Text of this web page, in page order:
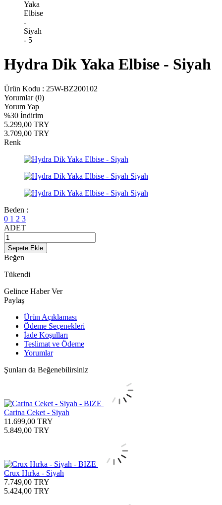
Hydra Dik Yaka Elbise - Siyah
Ürün Kodu : 25W-BZ200102
Yorumlar (0)
Yorum Yap
%30 İndirim
5.299,00 TRY
3.709,00 TRY
Renk
Beden :
0 1 2 3
ADET
Sepete Ekle
Beğen
Tükendi
Gelince Haber Ver
Paylaş
Ürün Açıklaması
Ödeme Seçenekleri
İade Koşulları
Teslimat ve Ödeme
Yorumlar
Şunları da Beğenebilirsiniz
Carina Ceket - Siyah
11.699,00 TRY
5.849,00 TRY
Crux Hırka - Siyah
7.749,00 TRY
5.424,00 TRY